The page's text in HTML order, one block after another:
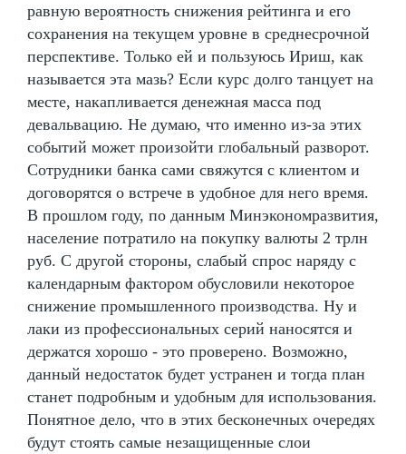
равную вероятность снижения рейтинга и его
сохранения на текущем уровне в среднесрочной
перспективе. Только ей и пользуюсь Ириш, как
называется эта мазь? Если курс долго танцует на
месте, накапливается денежная масса под
девальвацию. Не думаю, что именно из-за этих
событий может произойти глобальный разворот.
Сотрудники банка сами свяжутся с клиентом и
договорятся о встрече в удобное для него время.
В прошлом году, по данным Минэкономразвития,
население потратило на покупку валюты 2 трлн
руб. С другой стороны, слабый спрос наряду с
календарным фактором обусловили некоторое
снижение промышленного производства. Ну и
лаки из профессиональных серий наносятся и
держатся хорошо - это проверено. Возможно,
данный недостаток будет устранен и тогда план
станет подробным и удобным для использования.
Понятное дело, что в этих бесконечных очередях
будут стоять самые незащищенные слои